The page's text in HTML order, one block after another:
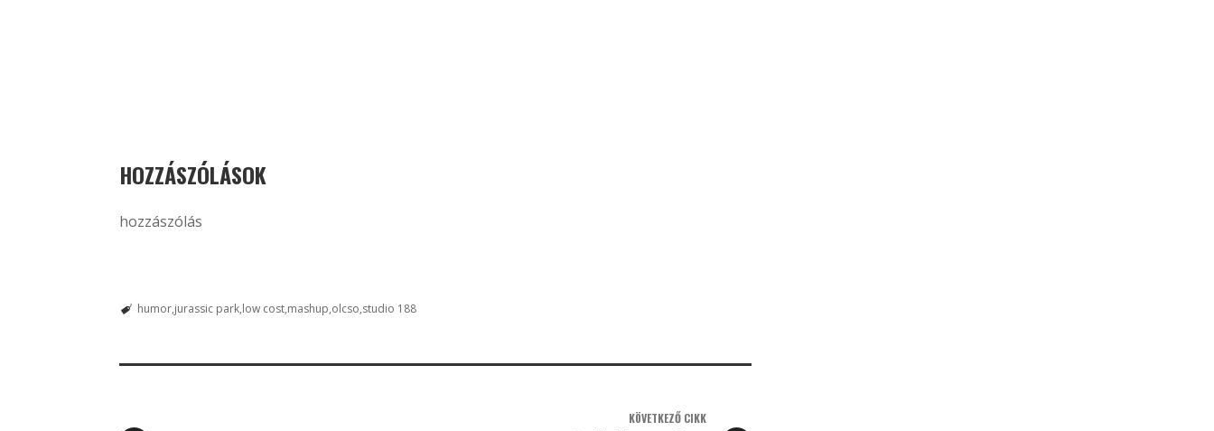
HOZZÁSZÓLÁSOK
hozzászólás
humor jurassic park low cost mashup olcso studio 188
KÖVETKEZŐ CIKK